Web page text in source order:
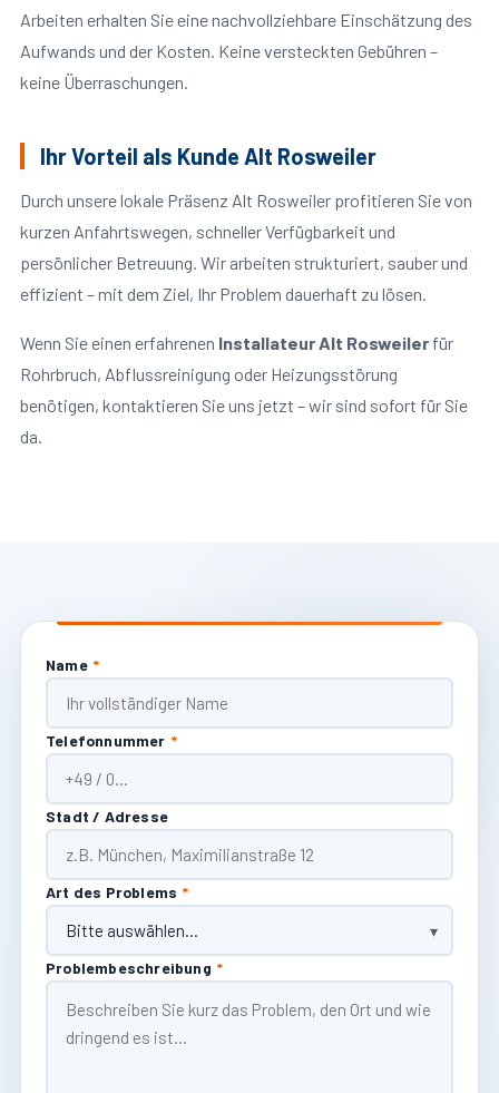
Arbeiten erhalten Sie eine nachvollziehbare Einschätzung des
Aufwands und der Kosten. Keine versteckten Gebühren –
keine Überraschungen.
Ihr Vorteil als Kunde Alt Rosweiler
Durch unsere lokale Präsenz Alt Rosweiler profitieren Sie von
kurzen Anfahrtswegen, schneller Verfügbarkeit und
persönlicher Betreuung. Wir arbeiten strukturiert, sauber und
effizient – mit dem Ziel, Ihr Problem dauerhaft zu lösen.
Wenn Sie einen erfahrenen Installateur Alt Rosweilerfür
Rohrbruch, Abflussreinigung oder Heizungsstörung
benötigen, kontaktieren Sie uns jetzt – wir sind sofort für Sie
da.
Name *
Telefonnummer *
Stadt / Adresse
Art des Problems *
Problembeschreibung *